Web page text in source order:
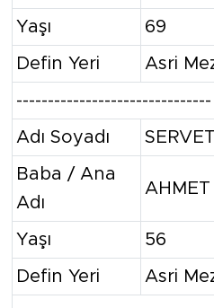
Yaşı 69
Defin Yeri Asri
-------------------------------
Adı Soyadı
Baba / Ana
Adı
Yaşı 56
Defin Yeri Asri